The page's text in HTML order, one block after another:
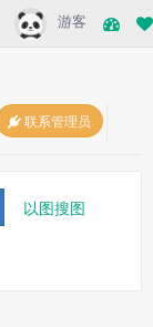
游客
联系管理员
以图搜图